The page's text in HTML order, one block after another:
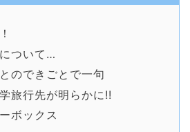
ついて…
のできごとで一句
旅行先が明らかに!!
ボックス